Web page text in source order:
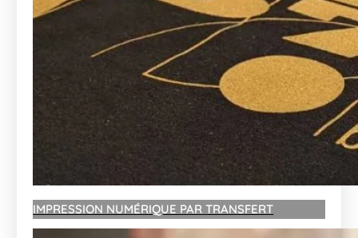
IMPRESSION NUMÉRIQUE PAR TRANSFERT